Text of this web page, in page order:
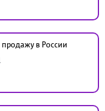
в России